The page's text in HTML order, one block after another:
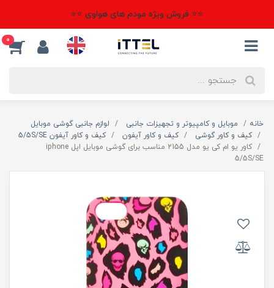
⭐⭐ فروش ویژه مودم های هواوی ⭐⭐
0
خانه موبایل و کامپیوتر و تجهیزات جانبی
لوازم جانبی گوشی موبایل
کیف و کاور گوشی
کیف و کاور آیفون
کیف و کاور آیفون 5/5S/SE
کاور یو ام کی یو مدل 2155 مناسب برای گوشی موبایل اپل iphone
5/5S/SE